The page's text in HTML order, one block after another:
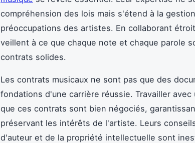
compréhension des lois mais s'étend à la
préoccupations des artistes. En collaborant
veillent à ce que chaque note et chaque parole
contrats solides.
Les contrats musicaux ne sont pas que des
fondations d'une carrière réussie. Travailler
que ces contrats sont bien négociés,
préservant les intérêts de l'artiste. Leurs
d'auteur et de la propriété intellectuelle sont